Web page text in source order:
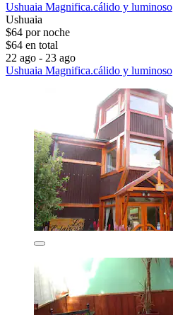
Ushuaia Magnifica.cálido y luminoso
Ushuaia
$64 por noche
$64 en total
22 ago - 23 ago
Ushuaia Magnifica.cálido y luminoso